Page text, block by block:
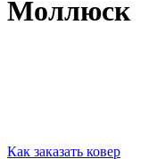
Моллюск
Как заказать ковер